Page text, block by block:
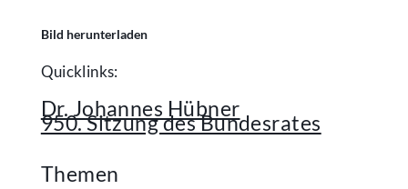
Bild herunterladen
Quicklinks:
Dr. Johannes Hübner
950. Sitzung des Bundesrates
Themen